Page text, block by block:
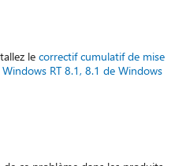
lecorrectif cumulatif de mise
RT 8.1, 8.1 de Windows